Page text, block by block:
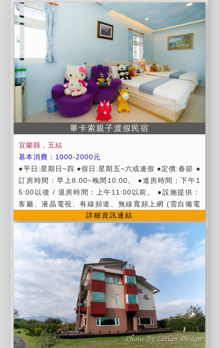
線，絕對是住宿旅遊的最佳選擇。
畢卡索親子渡假民宿
宜蘭縣，五結
基本消費：1000-2000元
●平日:星期日~四 ●假日:星期五~六或連假 ●定價:春節 ●
訂房時間：早上8:00~晚間10:00。 ●進房時間：下午1
5:00以後 / 退房時間：上午11:00以前。 ●設施提供：
客廳、液晶電視、有線頻道、無線寬頻上網 (需自備電
腦)、飲水機、自行車、戶外庭院、烤肉場地。 ●代訂門
票服務：童玩節門票、傳藝中心門票、綠色博覽會門
票。 ●提供美味中西式早餐。(用餐時間：早上8:00~10:
00) ●採用進口氣密窗、隔音佳，睡眠品質好，一覺到天
亮。 ●提供宜蘭旅遊資訊服務。 ●提供香醇迎賓咖啡及
詳細資訊連結